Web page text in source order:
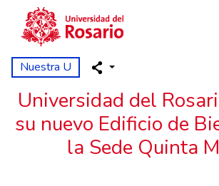
Pasar al contenido principal
Nuestra U
Universidad del
su nuevo Edificio de
la Sede Quinta